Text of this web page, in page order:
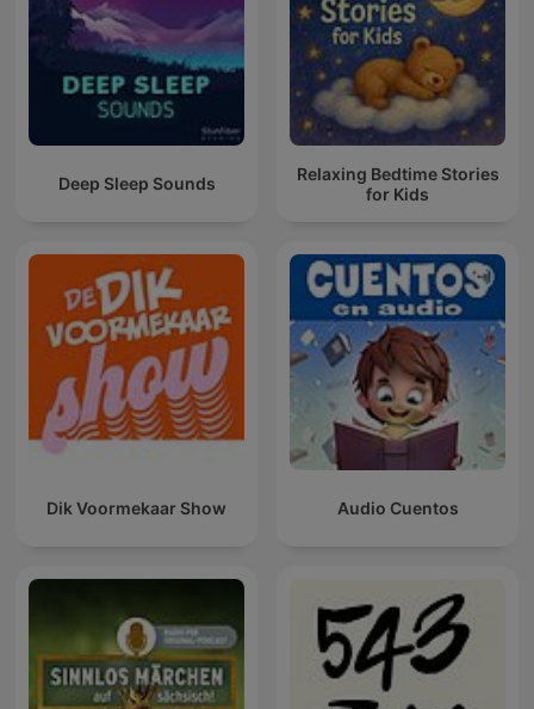
Deep Sleep Sounds
Relaxing Bedtime Stories
for Kids
Dik Voormekaar Show Audio Cuentos